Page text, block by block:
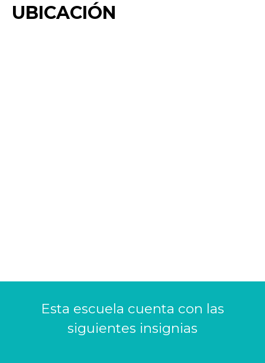
UBICACIÓN
Esta escuela cuenta con las
siguientes insignias